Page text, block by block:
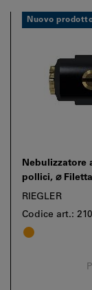
Nuovo
Nebulizzatore
pollici, ⌀
G1/4pollici
RIEGLER
Codice art.: